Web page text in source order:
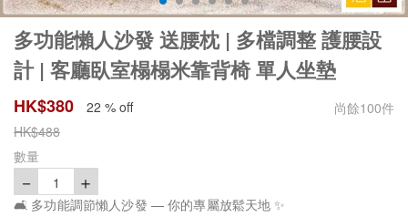
多功能懶人沙發 送腰枕 | 多檔調整 護腰設
計 | 客廳臥室榻榻米靠背椅 單人坐墊
HK$380 22 % off 尚餘100件
HK$488
數量
－ 1 ＋
🛋️ 多功能調節懶人沙發 — 你的專屬放鬆天地 ✨